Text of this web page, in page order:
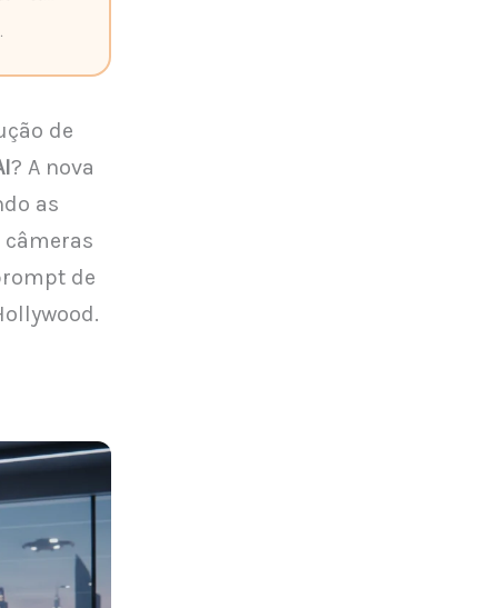
de
? A nova
as
de